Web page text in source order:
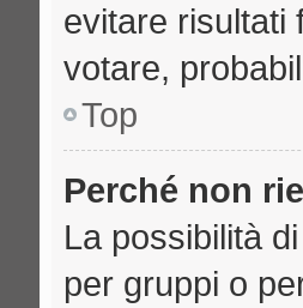
evitare risultati
votare,
Top
Perché non
La possibilità
per gruppi o